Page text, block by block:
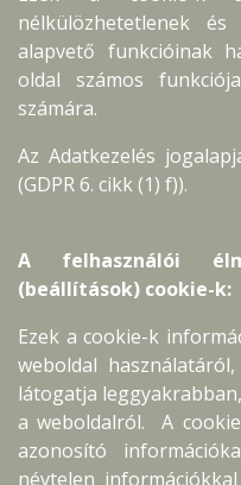
nélkülözhetetlenek
alapvető funkcióinak
oldal számos
számára.
Az Adatkezelés
(GDPR 6. cikk (1) f)).
A felhasználói
(beállítások) cookie-k:
Ezek a cookie-k
weboldal
látogatja
a weboldalról. A
azonosító
névtelen